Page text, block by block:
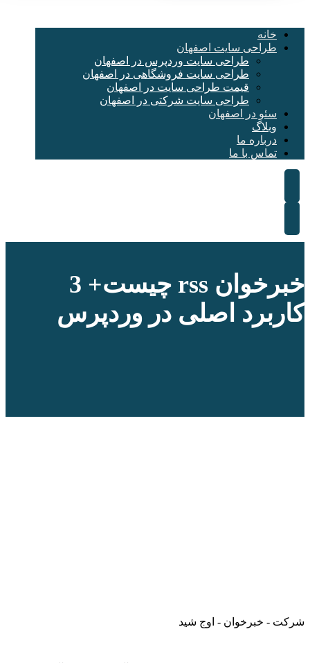
خانه
طراحی سایت اصفهان
طراحی سایت وردپرس در اصفهان
طراحی سایت فروشگاهی در اصفهان
قیمت طراحی سایت در اصفهان
طراحی سایت شرکتی در اصفهان
سئو در اصفهان
وبلاگ
درباره ما
تماس با ما
خبرخوان rss چیست+ 3
کاربرد اصلی در وردپرس
شرکت - خبرخوان - اوج شید